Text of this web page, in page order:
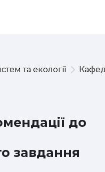
та екології
до
завдання